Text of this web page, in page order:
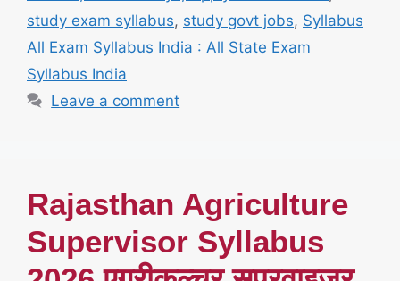
study exam syllabus, study govt jobs, Syllabus
All Exam Syllabus India : All State Exam
Syllabus India
Leave a comment
Rajasthan Agriculture
Supervisor Syllabus